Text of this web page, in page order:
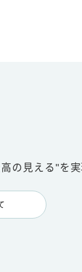
の見える"を実